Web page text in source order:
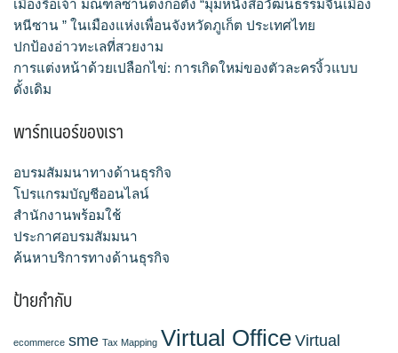
เมืองรื่อเจ้า มณฑลซานตงก่อตั้ง “มุมหนังสือวัฒนธรรมจีนเมือง
หนีซาน ” ในเมืองแห่งเพื่อนจังหวัดภูเก็ต ประเทศไทย
ปกป้องอ่าวทะเลที่สวยงาม
การแต่งหน้าด้วยเปลือกไข่: การเกิดใหม่ของตัวละครงิ้วแบบ
ดั้งเดิม
พาร์ทเนอร์ของเรา
อบรมสัมมนาทางด้านธุรกิจ
โปรแกรมบัญชีออนไลน์
สำนักงานพร้อมใช้
ประกาศอบรมสัมมนา
ค้นหาบริการทางด้านธุรกิจ
ป้ายกำกับ
ecommerce sme Tax Mapping Virtual Office Virtual